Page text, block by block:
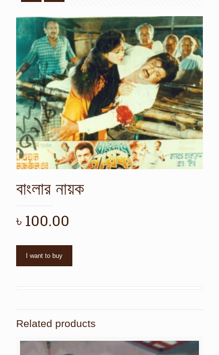
বাংলার নায়ক
৳ 100.00
I want to buy
Related products